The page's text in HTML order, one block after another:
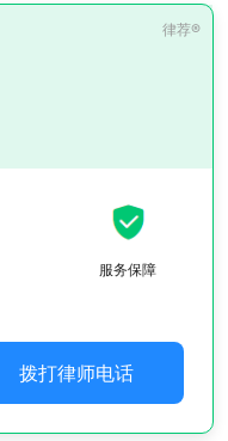
服务保障
拨打律师电话